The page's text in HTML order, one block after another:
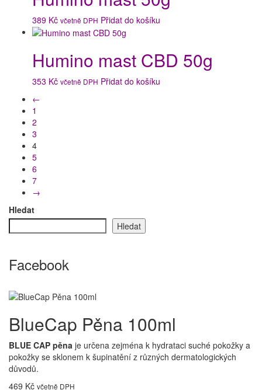
389 Kč včetně DPH Přidat do košíku
Humino mast CBD 50g
353 Kč včetně DPH Přidat do košíku
←
1
2
3
4
5
6
7
→
Hledat
Hledat
Facebook
BlueCap Pěna 100ml
BLUE CAP pěna je určena zejména k hydrataci suché pokožky a
pokožky se sklonem k šupinatění z různých dermatologických
důvodů.
469 Kč včetně DPH